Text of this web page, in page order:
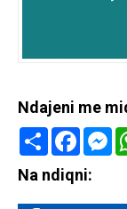
Ndajeni me
Share
Na ndiqni: